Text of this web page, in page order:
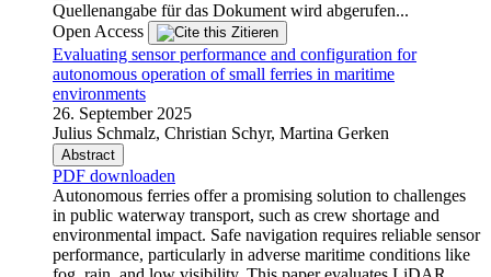
Quellenangabe für das Dokument wird abgerufen...
Open Access
Zitieren
Evaluating sensor performance and configuration for
autonomous operation of small ferries in maritime
environments
26. September 2025
Julius Schmalz, Christian Schyr, Martina Gerken
Abstract
PDF downloaden
Autonomous ferries offer a promising solution to challenges
in public waterway transport, such as crew shortage and
environmental impact. Safe navigation requires reliable sensor
performance, particularly in adverse maritime conditions like